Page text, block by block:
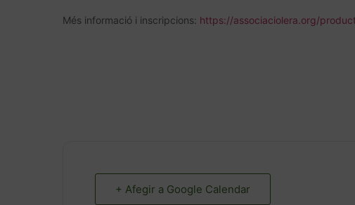
Més informació i inscripcions: https://associaciolera.org/
+ Afegir a Google Calendar